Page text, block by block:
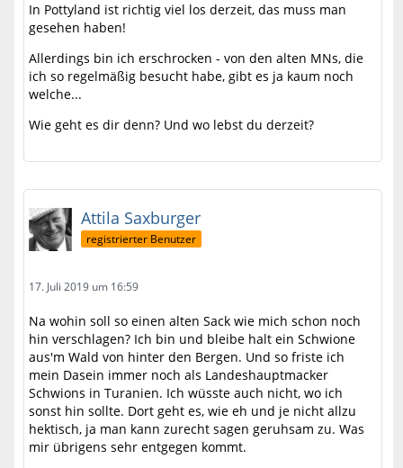
In Pottyland ist richtig viel los derzeit, das muss man
gesehen haben!
Allerdings bin ich erschrocken - von den alten MNs, die
ich so regelmäßig besucht habe, gibt es ja kaum noch
welche...
Wie geht es dir denn? Und wo lebst du derzeit?
Attila Saxburger
registrierter Benutzer
17. Juli 2019 um 16:59
Na wohin soll so einen alten Sack wie mich schon noch
hin verschlagen? Ich bin und bleibe halt ein Schwione
aus'm Wald von hinter den Bergen. Und so friste ich
mein Dasein immer noch als Landeshauptmacker
Schwions in Turanien. Ich wüsste auch nicht, wo ich
sonst hin sollte. Dort geht es, wie eh und je nicht allzu
hektisch, ja man kann zurecht sagen geruhsam zu. Was
mir übrigens sehr entgegen kommt.